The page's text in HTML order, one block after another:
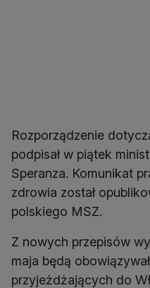
Rozporządzenie
podpisał w piątek
Speranza. Komunikat
zdrowia został
polskiego MSZ.
Z nowych przepisów
maja będą
przyjeżdżających do